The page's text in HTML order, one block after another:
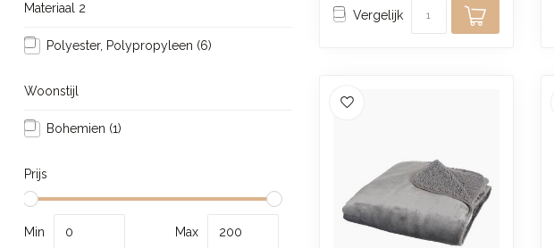
Materiaal 2
Polyester, Polypropyleen (6)
Woonstijl
Bohemien (1)
Prijs
Min Max
Vergelijk